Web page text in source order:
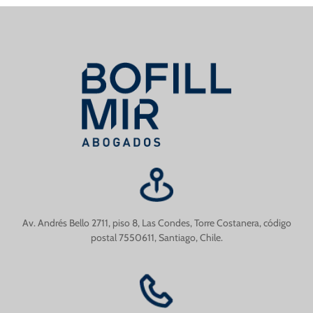
Av. Andrés Bello 2711, piso 8, Las Condes, Torre Costanera, código
postal 7550611, Santiago, Chile.